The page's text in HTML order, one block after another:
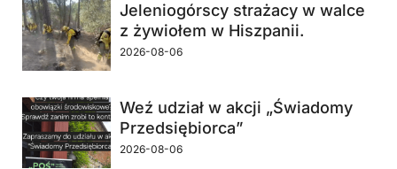
Jeleniogórscy strażacy w walce
z żywiołem w Hiszpanii.
2026-08-06
Weź udział w akcji „Świadomy
Przedsiębiorca”
2026-08-06